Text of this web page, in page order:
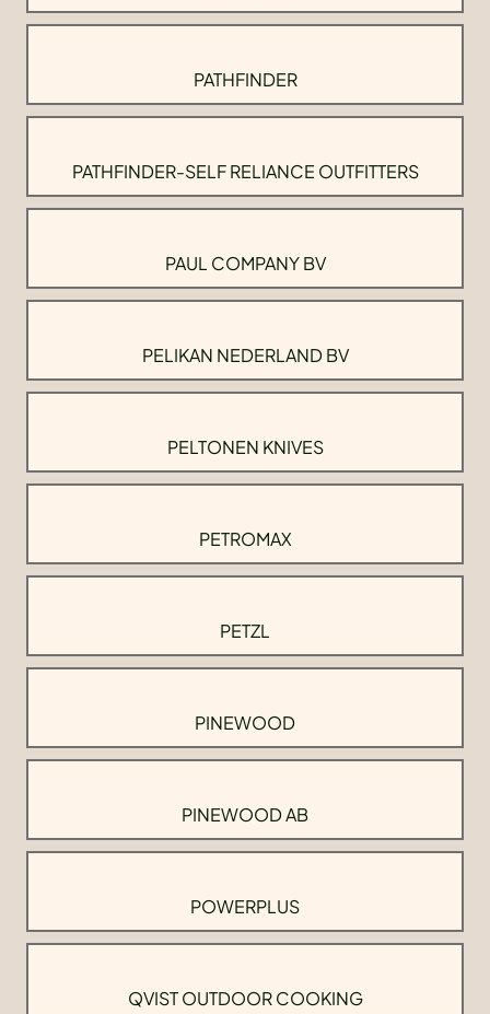
PATHFINDER
PATHFINDER-SELF RELIANCE OUTFITTERS
PAUL COMPANY BV
PELIKAN NEDERLAND BV
PELTONEN KNIVES
PETROMAX
PETZL
PINEWOOD
PINEWOOD AB
POWERPLUS
QVIST OUTDOOR COOKING